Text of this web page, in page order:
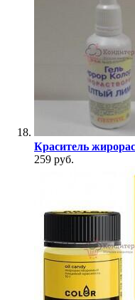
Краситель
259 руб.